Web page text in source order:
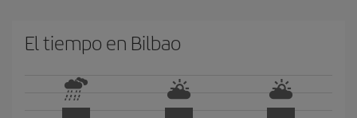
El tiempo en Bilbao